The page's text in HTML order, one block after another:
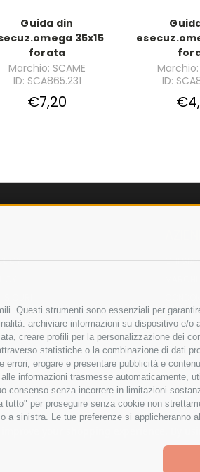
Questi strumenti sono essenziali per
archiviare informazioni su dispositivo e/
creare profili per la personalizzazione dei
statistiche o la combinazione di dati
erogare e presentare pubblicità e
informazioni trasmesse automaticamente,
consenso senza incorrere in limitazioni
per proseguire senza cookie non
a sinistra. Le tue preferenze si applicheranno
Guida din
35x15
forata
Marchio: SCAME
ID: SCA865.231
€7,20
Marchio:
ID:
CHI